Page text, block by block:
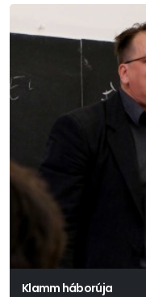
Klamm háborúja